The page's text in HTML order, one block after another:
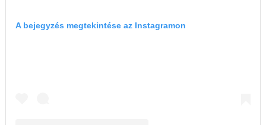
A bejegyzés megtekintése az Instagramon